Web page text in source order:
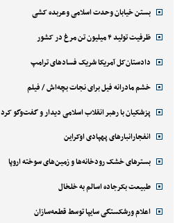
بستن خیابان وحدت اسلامی وعربده کشی
ظرفیت تولید ۴ میلیون تن مرغ در کشور
دادستان‌کل آمریکا شریک فسادهای ترامپ
خشم مادرانه فیل برای نجات بچه‌اش / فیلم
پزشکیان با رهبر انقلاب اسلامی دیدار و گفت‌وگو کرد
انفجارانبارهای پهپادی اوکراین
بسترهای خشک رودخانه‌ها و زمین‌های سوخته اروپا
طبیعت بکرجاده اسالم به خلخال
اعلام ورشکستگی سایپا توسط قطعه‌سازان